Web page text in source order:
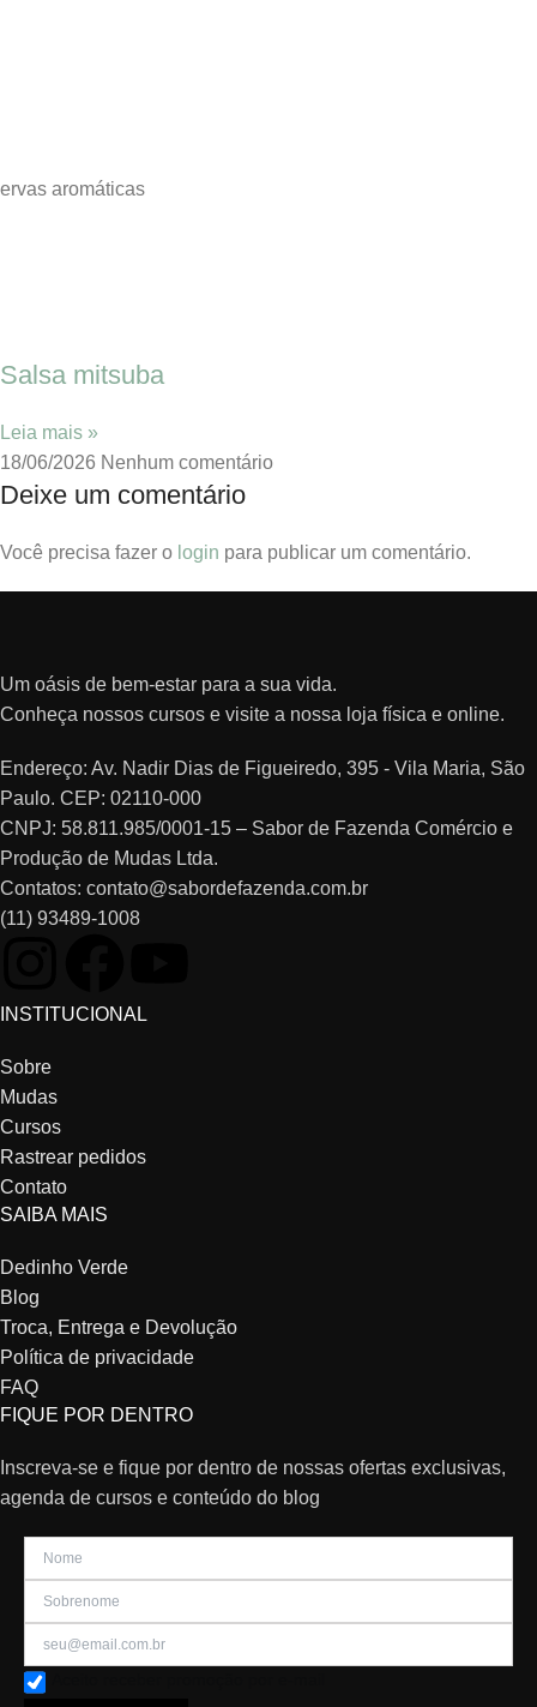
ervas aromáticas
Salsa mitsuba
Leia mais »
18/06/2026 Nenhum comentário
Deixe um comentário
Você precisa fazer o login para publicar um comentário.
Um oásis de bem-estar para a sua vida.
Conheça nossos cursos e visite a nossa loja física e online.
Endereço: Av. Nadir Dias de Figueiredo, 395 - Vila Maria, São
Paulo. CEP: 02110-000
CNPJ: 58.811.985/0001-15 – Sabor de Fazenda Comércio e
Produção de Mudas Ltda.
Contatos: contato@sabordefazenda.com.br
(11) 93489-1008
INSTITUCIONAL
Sobre
Mudas
Cursos
Rastrear pedidos
Contato
SAIBA MAIS
Dedinho Verde
Blog
Troca, Entrega e Devolução
Política de privacidade
FAQ
FIQUE POR DENTRO
Inscreva-se e fique por dentro de nossas ofertas exclusivas,
agenda de cursos e conteúdo do blog